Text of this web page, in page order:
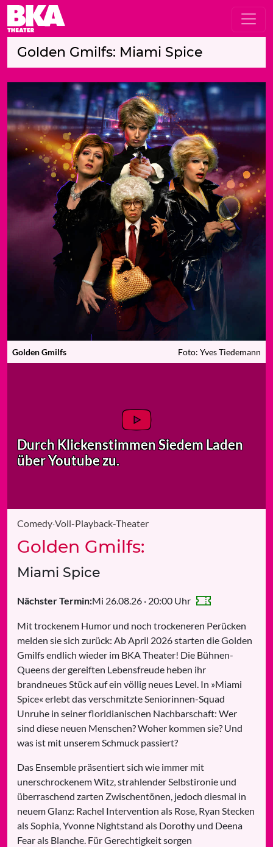
Golden Gmilfs: Miami Spice
Golden Gmilfs Foto: Yves Tiedemann
Durch Klickenstimmen Siedem Laden
über Youtube zu.
Comedy·Voll-Playback-Theater
Golden Gmilfs:
Miami Spice
Nächster Termin:Mi 26.08.26 · 20:00 Uhr
Mit trockenem Humor und noch trockeneren Perücken
melden sie sich zurück: Ab April 2026 starten die Golden
Gmilfs endlich wieder im BKA Theater! Die Bühnen-
Queens der gereiften Lebensfreude heben ihr
brandneues Stück auf ein völlig neues Level. In »Miami
Spice« erlebt das verschmitzte Seniorinnen-Squad
Unruhe in seiner floridianischen Nachbarschaft: Wer
sind diese neuen Menschen? Woher kommen sie? Und
was ist mit unserem Schmuck passiert?
Das Ensemble präsentiert sich wie immer mit
unerschrockenem Witz, strahlender Selbstironie und
überraschend zarten Zwischentönen, jedoch diesmal in
neuem Glanz: Rachel Intervention als Rose, Ryan Stecken
als Sophia, Yvonne Nightstand als Dorothy und Deena
Fear als Blanche. Für Gerechtigkeit sorgen